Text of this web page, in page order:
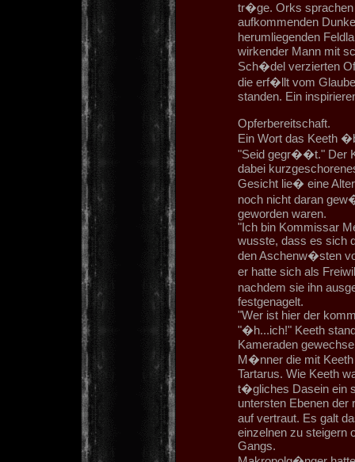
tr�ge. Orks sprachen
aufkommenden
herumliegenden
wirkender Mann mit
Sch�del verzierten
die erf�llt vom
standen. Ein
Opferbereitschaft.
Ein Wort das Keeth
"Seid gegr��t." Der
dabei
Gesicht lie� eine
noch nicht daran
geworden waren.
"Ich bin Kommissar
wusste, dass es sich
den Aschenw�sten
er hatte sich als
nachdem sie ihn
festgenagelt.
"Wer ist hier der
"�h...ich!" Keeth
Kameraden
M�nner die mit
Tartarus. Wie Keeth
t�gliches Dasein ein
untersten Ebenen der
auf vertraut. Es galt
einzelnen zu steigern
Gangs.